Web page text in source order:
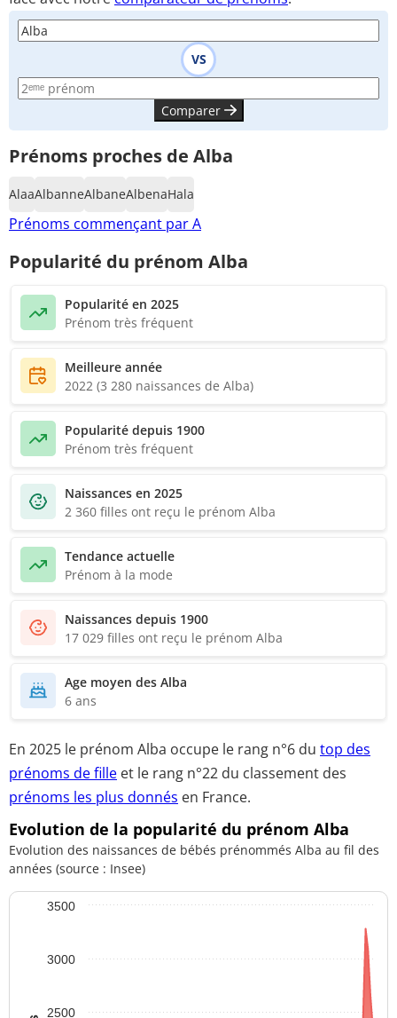
VS
Comparer
Prénoms proches de Alba
AlaaAlbanneAlbaneAlbenaHala
Prénoms commençant par A
Popularité du prénom Alba
Popularité en 2025
Prénom très fréquent
Meilleure année
2022 (3 280 naissances de Alba)
Popularité depuis 1900
Prénom très fréquent
Naissances en 2025
2 360 filles ont reçu le prénom Alba
Tendance actuelle
Prénom à la mode
Naissances depuis 1900
17 029 filles ont reçu le prénom Alba
Age moyen des Alba
6 ans
En 2025 le prénom Alba occupe le rang n°6 du top des
prénoms de fille et le rang n°22 du classement des
prénoms les plus donnés en France.
Evolution de la popularité du prénom Alba
Evolution des naissances de bébés prénommés Alba au fil des
années (source : Insee)
2500
3000
3500